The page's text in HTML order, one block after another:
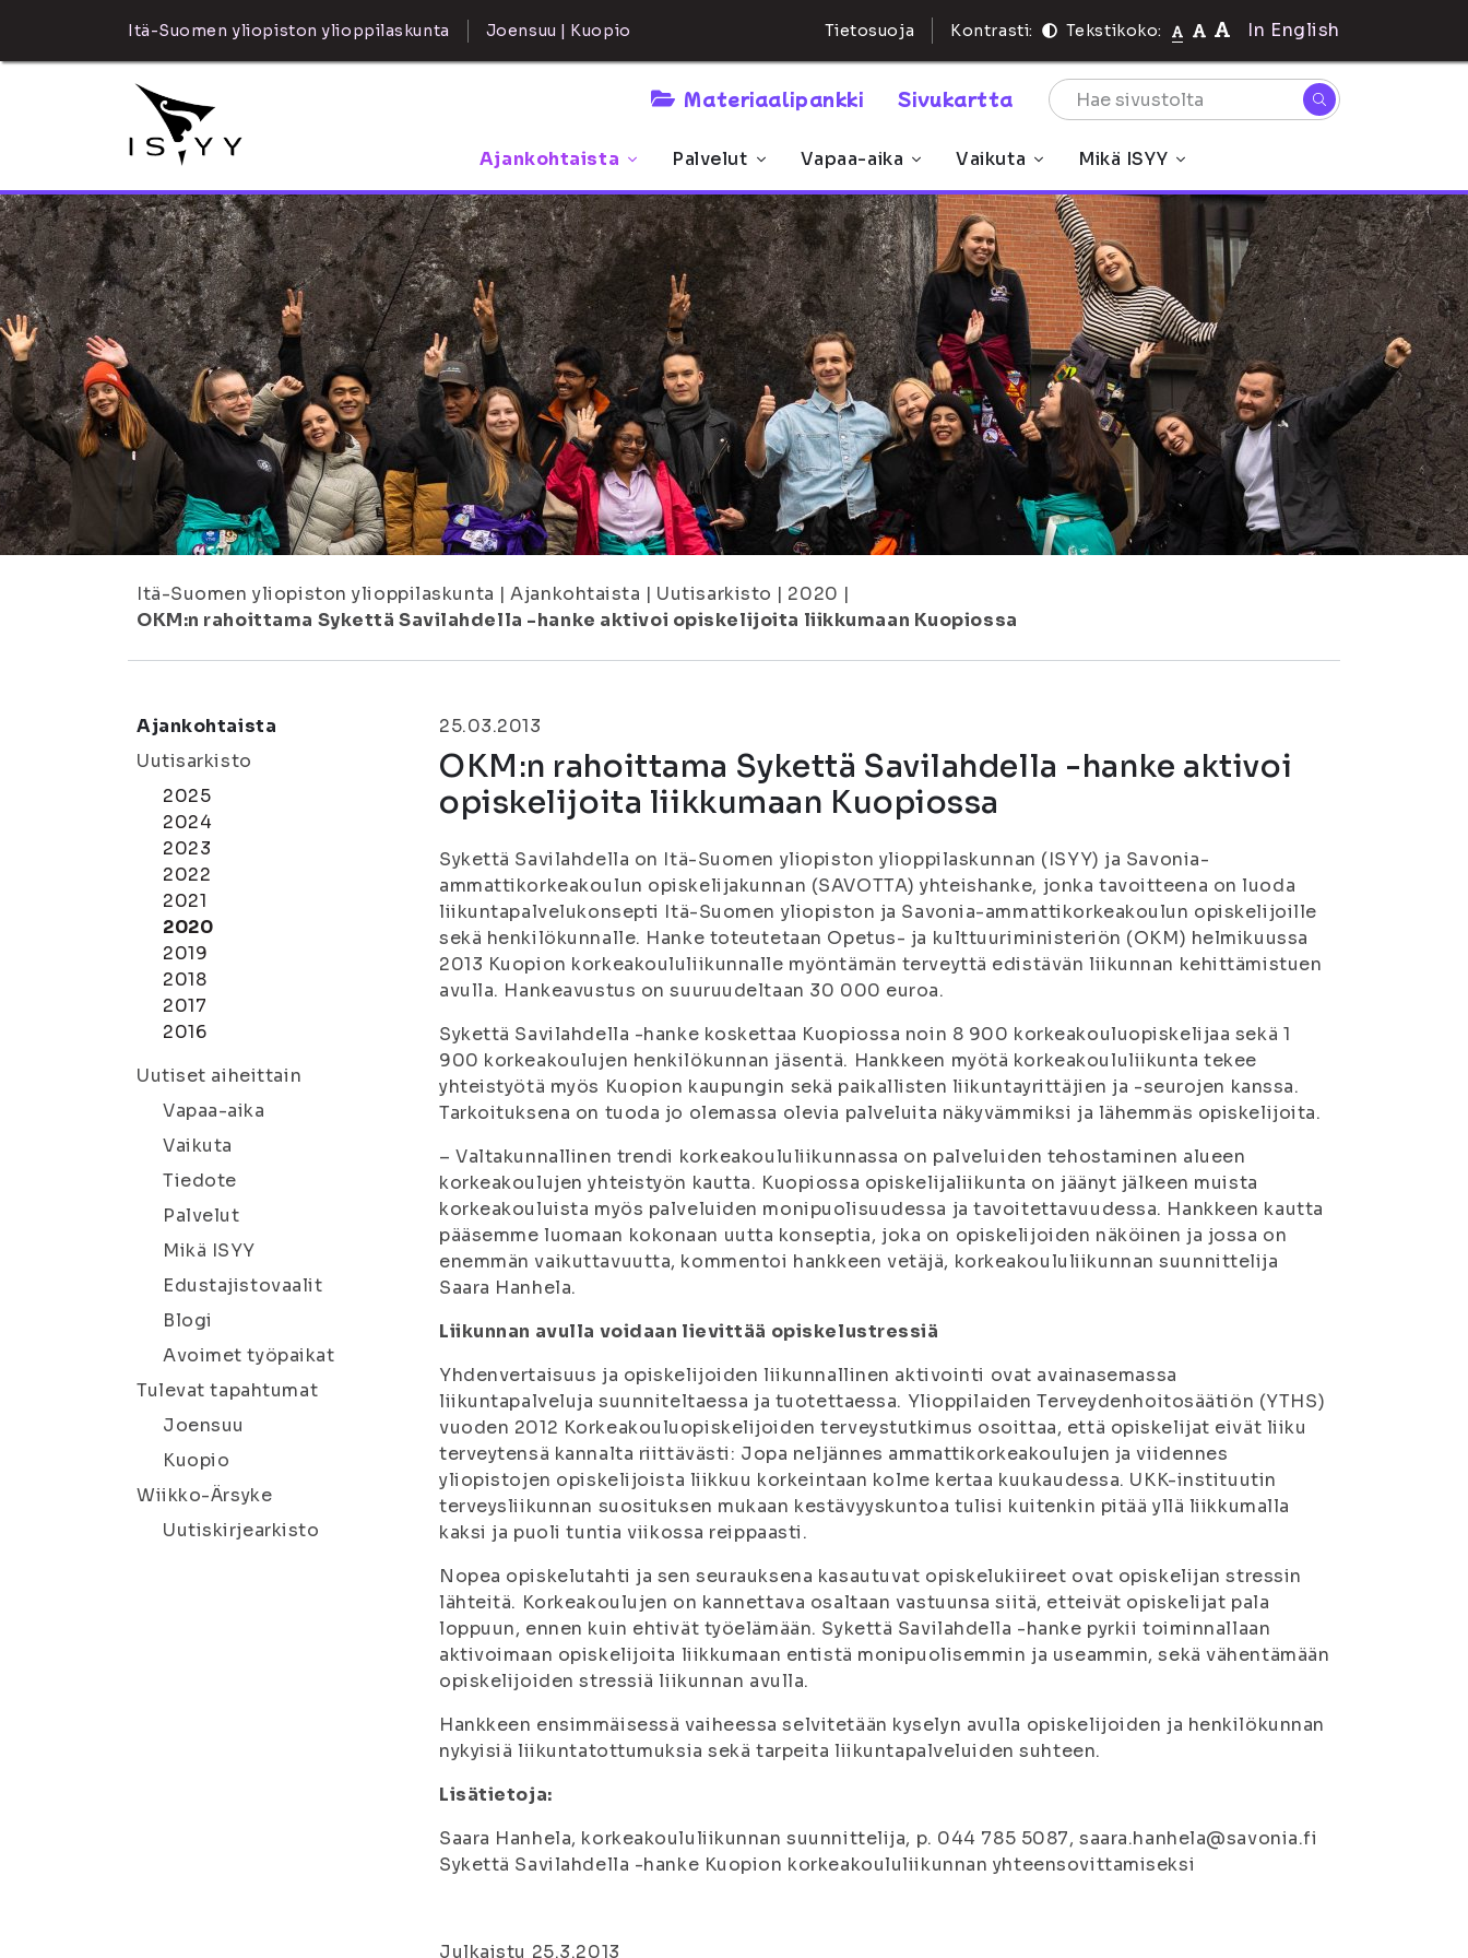
Itä-Suomen yliopiston ylioppilaskunta Joensuu | Kuopio Tietosuoja Kontrasti: Tekstikoko: In English
Materiaalipankki Sivukartta
Ajankohtaista Palvelut Vapaa-aika Vaikuta Mikä ISYY
Itä-Suomen yliopiston ylioppilaskunta | Ajankohtaista | Uutisarkisto | 2020 |
OKM:n rahoittama Sykettä Savilahdella -hanke aktivoi opiskelijoita liikkumaan Kuopiossa
Ajankohtaista
Uutisarkisto
2025
2024
2023
2022
2021
2020
2019
2018
2017
2016
Uutiset aiheittain
Vapaa-aika
Vaikuta
Tiedote
Palvelut
Mikä ISYY
Edustajistovaalit
Blogi
Avoimet työpaikat
Tulevat tapahtumat
Joensuu
Kuopio
Wiikko-Ärsyke
Uutiskirjearkisto
25.03.2013
OKM:n rahoittama Sykettä Savilahdella -hanke aktivoi
opiskelijoita liikkumaan Kuopiossa
Sykettä Savilahdella on Itä-Suomen yliopiston ylioppilaskunnan (ISYY) ja Savonia-
ammattikorkeakoulun opiskelijakunnan (SAVOTTA) yhteishanke, jonka tavoitteena on luoda
liikuntapalvelukonsepti Itä-Suomen yliopiston ja Savonia-ammattikorkeakoulun opiskelijoille
sekä henkilökunnalle. Hanke toteutetaan Opetus- ja kulttuuriministeriön (OKM) helmikuussa
2013 Kuopion korkeakoululiikunnalle myöntämän terveyttä edistävän liikunnan kehittämistuen
avulla. Hankeavustus on suuruudeltaan 30 000 euroa.
Sykettä Savilahdella -hanke koskettaa Kuopiossa noin 8 900 korkeakouluopiskelijaa sekä 1
900 korkeakoulujen henkilökunnan jäsentä. Hankkeen myötä korkeakoululiikunta tekee
yhteistyötä myös Kuopion kaupungin sekä paikallisten liikuntayrittäjien ja -seurojen kanssa.
Tarkoituksena on tuoda jo olemassa olevia palveluita näkyvämmiksi ja lähemmäs opiskelijoita.
– Valtakunnallinen trendi korkeakoululiikunnassa on palveluiden tehostaminen alueen
korkeakoulujen yhteistyön kautta. Kuopiossa opiskelijaliikunta on jäänyt jälkeen muista
korkeakouluista myös palveluiden monipuolisuudessa ja tavoitettavuudessa. Hankkeen kautta
pääsemme luomaan kokonaan uutta konseptia, joka on opiskelijoiden näköinen ja jossa on
enemmän vaikuttavuutta, kommentoi hankkeen vetäjä, korkeakoululiikunnan suunnittelija
Saara Hanhela.
Liikunnan avulla voidaan lievittää opiskelustressiä
Yhdenvertaisuus ja opiskelijoiden liikunnallinen aktivointi ovat avainasemassa
liikuntapalveluja suunniteltaessa ja tuotettaessa. Ylioppilaiden Terveydenhoitosäätiön (YTHS)
vuoden 2012 Korkeakouluopiskelijoiden terveystutkimus osoittaa, että opiskelijat eivät liiku
terveytensä kannalta riittävästi: Jopa neljännes ammattikorkeakoulujen ja viidennes
yliopistojen opiskelijoista liikkuu korkeintaan kolme kertaa kuukaudessa. UKK-instituutin
terveysliikunnan suosituksen mukaan kestävyyskuntoa tulisi kuitenkin pitää yllä liikkumalla
kaksi ja puoli tuntia viikossa reippaasti.
Nopea opiskelutahti ja sen seurauksena kasautuvat opiskelukiireet ovat opiskelijan stressin
lähteitä. Korkeakoulujen on kannettava osaltaan vastuunsa siitä, etteivät opiskelijat pala
loppuun, ennen kuin ehtivät työelämään. Sykettä Savilahdella -hanke pyrkii toiminnallaan
aktivoimaan opiskelijoita liikkumaan entistä monipuolisemmin ja useammin, sekä vähentämään
opiskelijoiden stressiä liikunnan avulla.
Hankkeen ensimmäisessä vaiheessa selvitetään kyselyn avulla opiskelijoiden ja henkilökunnan
nykyisiä liikuntatottumuksia sekä tarpeita liikuntapalveluiden suhteen.
Lisätietoja:
Saara Hanhela, korkeakoululiikunnan suunnittelija, p. 044 785 5087, saara.hanhela@savonia.fi
Sykettä Savilahdella -hanke Kuopion korkeakoululiikunnan yhteensovittamiseksi
Julkaistu 25.3.2013